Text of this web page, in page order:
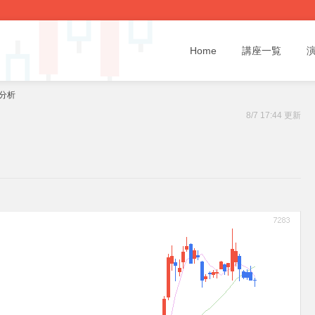
Home 講座一覧
析
8/7 17:44 更新